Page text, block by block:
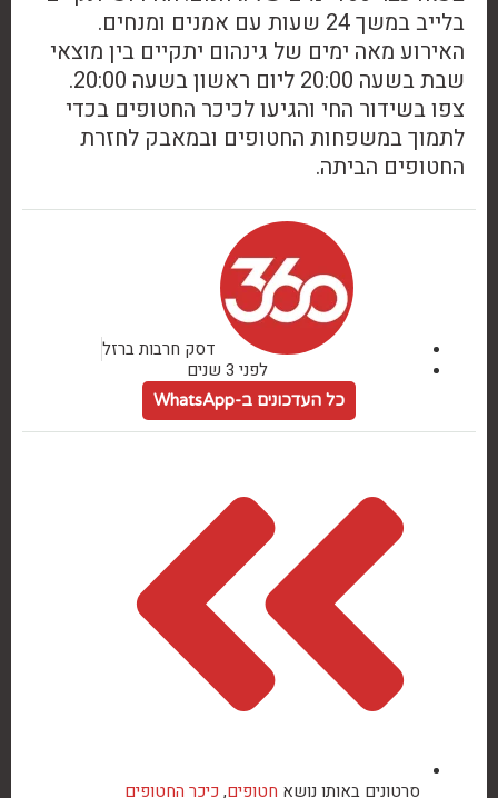
בלייב במשך 24 שעות עם אמנים ומנחים.
האירוע מאה ימים של גינהום יתקיים בין מוצאי
שבת בשעה 20:00 ליום ראשון בשעה 20:00.
צפו בשידור החי והגיעו לכיכר החטופים בכדי
לתמוך במשפחות החטופים ובמאבק לחזרת
החטופים הביתה.
דסק חרבות ברזל
לפני 3 שנים
כל העדכונים ב-WhatsApp
סרטונים באותו נושא חטופים, כיכר החטופים